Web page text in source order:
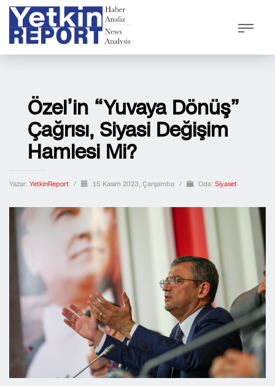
Özel’in “Yuvaya Dönüş”
Çağrısı, Siyasi Değişim
Hamlesi Mi?
Yazar: YetkinReport / 15 Kasım 2023, Çarşamba / Oda: Siyaset